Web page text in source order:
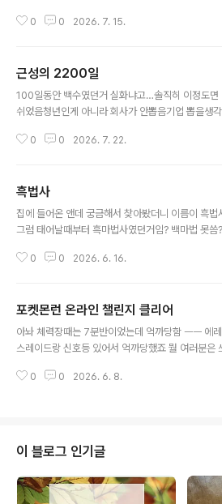
비비큐랑 푸라닭(둘다 너무 비쌈) 빼고 포고하고 오는
접 가서 주문했음... 여기 세종대 후문에서 사임당(후
기숙사)으로 가다보면 있는데 라떼는 많이 시켰어요
서...
0 0 2026. 7. 15.
근성의 2200일
100일동안 백수였던거 실화냐고…솔직히 이정도면
쉬었음청년인게 아니라 회사가 안뽑음기업 뽑을생
0 0 2026. 7. 22.
흑법사
집에 들어온 앤데 궁금해서 찾아봤더니 이름이 흑법
그럼 태어날때부터 흑마법사였던거임? 백마법 못씀
0 0 2026. 6. 16.
포켓몬런 온라인 챌린지 클리어
아놔 체력장때는 7분반이었는데 억까당함 ㅡㅡ 에
스레이드랑 신호등 있어서 억까당했죠 뭘 여러분은
0 0 2026. 6. 8.
이 블로그 인기글